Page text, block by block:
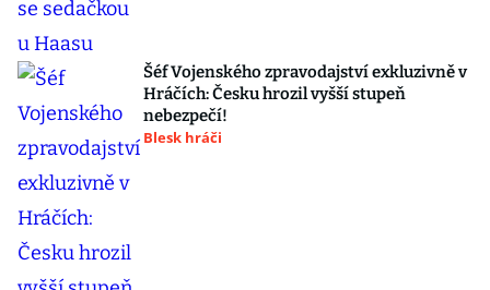
Šéf Vojenského zpravodajství exkluzivně v
Hráčích: Česku hrozil vyšší stupeň
nebezpečí!
Blesk hráči